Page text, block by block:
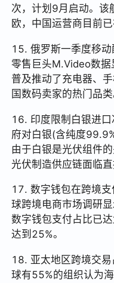
次，计划9月启动。该
欧，中国运营商目前
15. 俄罗斯一季度移
零售巨头M.Video数
普及推动了充电器、
国数码卖家的热门品类
16. 印度限制白银进
府对白银(含纯度
由于白银是光伏组件
光伏制造供应链面临直
17. 数字钱包在跨境
球跨境电商市场调研
数字钱包支付占比已
达到25%。
18. 亚太地区跨境交
球有55%的组织认为